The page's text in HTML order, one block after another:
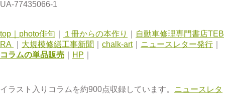
UA-77435066-1
top｜ photo俳句 １冊からの本作り
自動車修理専門書店TEB
RA
大規模修繕工事新聞 chalk-art｜ ニュースレター発行
コラムの単品販売
HP
イラスト入りコラムを約900点収録しています。 ニュースレタ